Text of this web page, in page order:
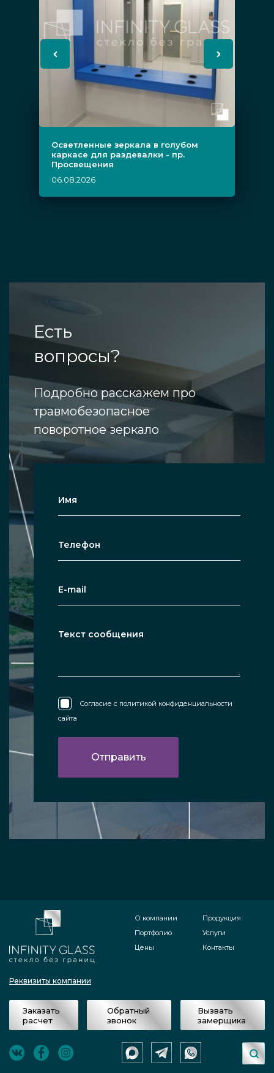
Осветленные зеркала в голубом
каркасе для раздевалки - пр.
Просвещения
06.08.2026
Есть
вопросы?
Подробно расскажем про
травмобезопасное
поворотное зеркало
Согласие с политикой конфиденциальности
сайта
Реквизиты компании
О компании
Портфолио
Цены
Продукция
Услуги
Контакты
Заказать
расчет
Обратный
звонок
Вызвать
замерщика